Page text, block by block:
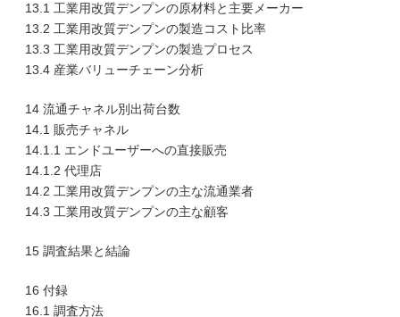
13.1 工業用改質デンプンの原材料と主要メーカー
13.2 工業用改質デンプンの製造コスト比率
13.3 工業用改質デンプンの製造プロセス
13.4 産業バリューチェーン分析
14 流通チャネル別出荷台数
14.1 販売チャネル
14.1.1 エンドユーザーへの直接販売
14.1.2 代理店
14.2 工業用改質デンプンの主な流通業者
14.3 工業用改質デンプンの主な顧客
15 調査結果と結論
16 付録
16.1 調査方法